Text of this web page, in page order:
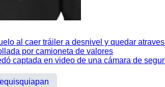
al caer tráiler a desnivel y quedar
por camioneta de valores
captada en video de una cámara de